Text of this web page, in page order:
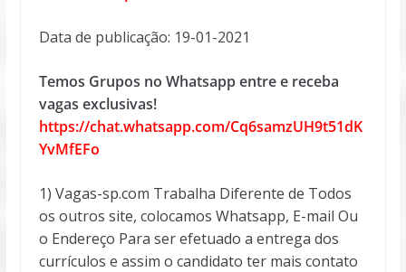
Data de publicação: 19-01-2021
Temos Grupos no Whatsapp entre e receba
vagas exclusivas!
https://chat.whatsapp.com/Cq6samzUH9t51dK
YvMfEFo
1) Vagas-sp.com Trabalha Diferente de Todos
os outros site, colocamos Whatsapp, E-mail Ou
o Endereço Para ser efetuado a entrega dos
currículos e assim o candidato ter mais contato